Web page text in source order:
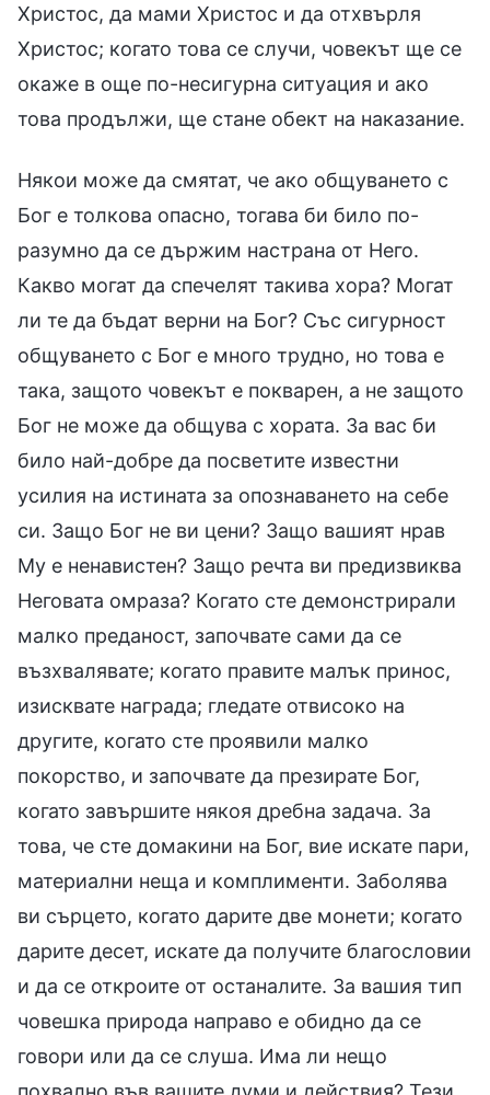
Христос, да мами Христос и да отхвърля
Христос; когато това се случи, човекът ще се
окаже в още по-несигурна ситуация и ако
това продължи, ще стане обект на наказание.
Някои може да смятат, че ако общуването с
Бог е толкова опасно, тогава би било по-
разумно да се държим настрана от Него.
Какво могат да спечелят такива хора? Могат
ли те да бъдат верни на Бог? Със сигурност
общуването с Бог е много трудно, но това е
така, защото човекът е покварен, а не защото
Бог не може да общува с хората. За вас би
било най-добре да посветите известни
усилия на истината за опознаването на себе
си. Защо Бог не ви цени? Защо вашият нрав
Му е ненавистен? Защо речта ви предизвиква
Неговата омраза? Когато сте демонстрирали
малко преданост, започвате сами да се
възхвалявате; когато правите малък принос,
изисквате награда; гледате отвисоко на
другите, когато сте проявили малко
покорство, и започвате да презирате Бог,
когато завършите някоя дребна задача. За
това, че сте домакини на Бог, вие искате пари,
материални неща и комплименти. Заболява
ви сърцето, когато дарите две монети; когато
дарите десет, искате да получите благословии
и да се откроите от останалите. За вашия тип
човешка природа направо е обидно да се
говори или да се слуша. Има ли нещо